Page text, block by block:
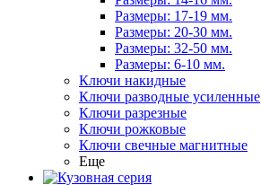
Размеры: 17-19 мм.
Размеры: 20-30 мм.
Размеры: 32-50 мм.
Размеры: 6-10 мм.
Ключи накидные
Ключи разводные усиленные
Ключи разрезные
Ключи рожковые
Ключи свечные магнитные
Еще